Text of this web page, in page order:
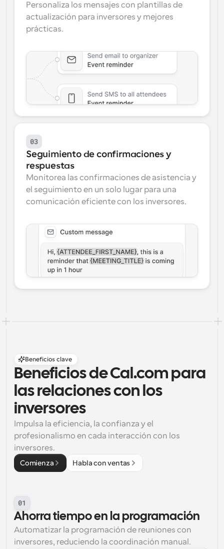
Personaliza los mensajes con plantillas de
actualización para inversores y mejores
prácticas.
03
Seguimiento de confirmaciones y
respuestas
Monitorea las confirmaciones de asistencia y
el seguimiento en un solo lugar para una
comunicación eficiente con los inversores.
Beneficios clave
Beneficios de Cal.com para
las relaciones con los
inversores
Impulsa la eficiencia, la confianza y el
profesionalismo en cada interacción con los
inversores.
Comienza Habla con ventas
01
Ahorra tiempo en la programación
Automatizar la programación de reuniones con
inversores, reduciendo la coordinación manual.